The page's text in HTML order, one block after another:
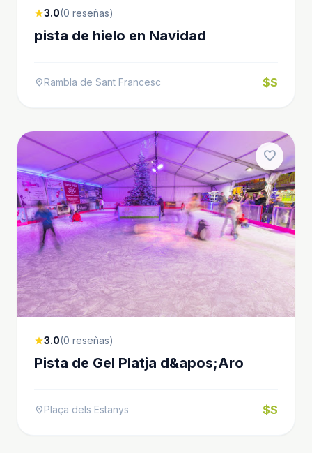
star3.0(0 reseñas)
pista de hielo en Navidad
location_onRambla de Sant Francesc $$
favorite
star3.0(0 reseñas)
Pista de Gel Platja d&apos;Aro
location_onPlaça dels Estanys $$